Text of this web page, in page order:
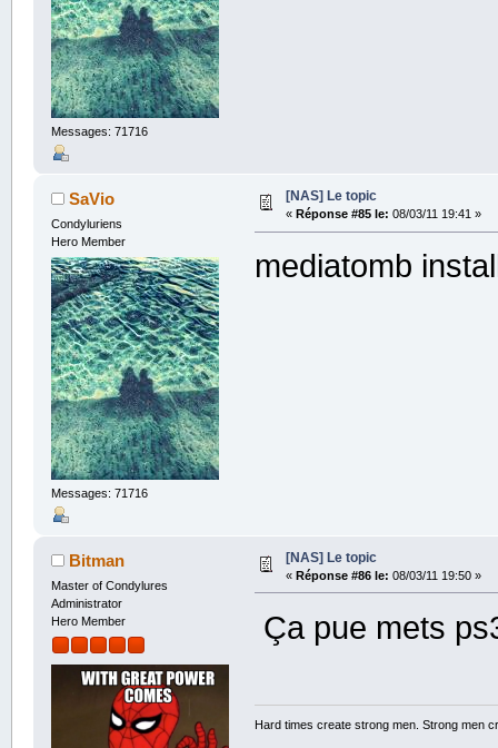
Messages: 71716
SaVio
Condyluriens
Hero Member
Messages: 71716
[NAS] Le topic
« Réponse #85 le: 08/03/11 19:41 »
mediatomb
Bitman
Master of Condylures
Administrator
Hero Member
[NAS] Le topic
« Réponse #86 le: 08/03/11 19:50 »
Ça pue mets
Hard times create strong men. Strong men